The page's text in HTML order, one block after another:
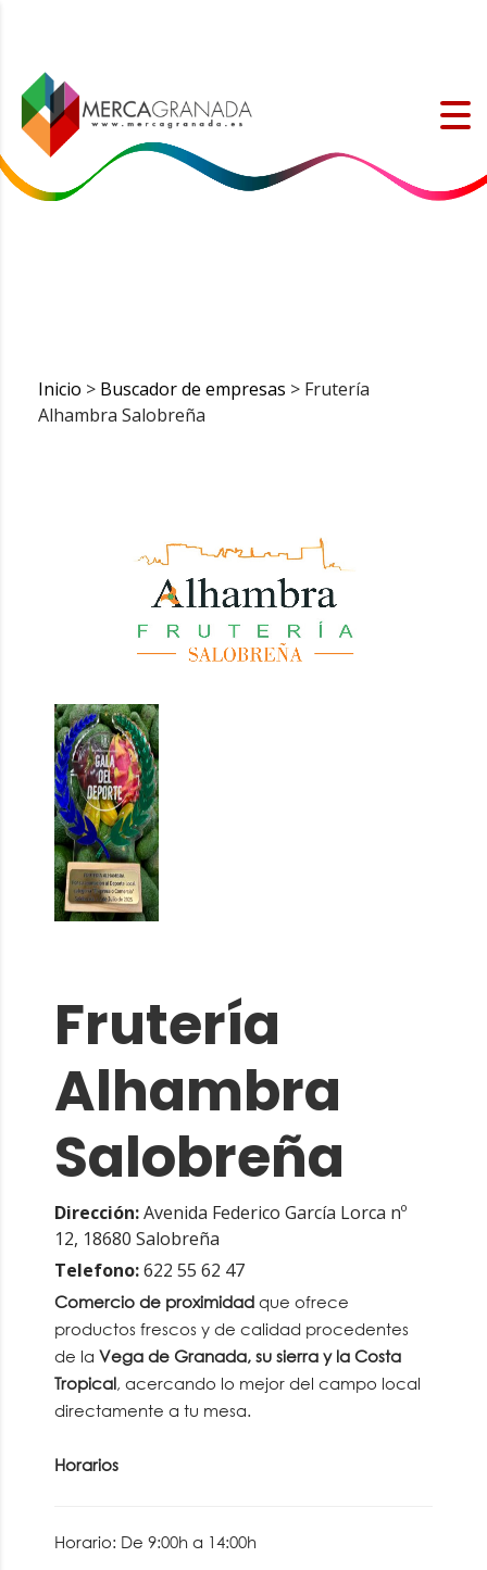
Inicio > Buscador de empresas > Frutería
Alhambra Salobreña
Frutería
Alhambra
Salobreña
Dirección:Avenida Federico García Lorca nº
12, 18680 Salobreña
Telefono:622 55 62 47
Comercio de proximidad que ofrece
productos frescos y de calidad procedentes
de la Vega de Granada, su sierra y la Costa
Tropical, acercando lo mejor del campo local
directamente a tu mesa.
Horarios
Horario: De 9:00h a 14:00h